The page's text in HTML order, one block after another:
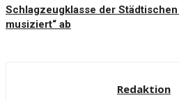
Schlagzeugklasse der
musiziert“ ab
Redaktion